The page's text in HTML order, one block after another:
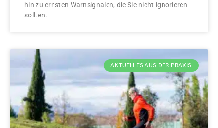
hin zu ernsten Warnsignalen, die Sie nicht ignorieren
sollten.
AKTUELLES AUS DER PRAXIS